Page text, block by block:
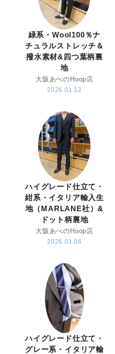
緑系・Wool100％ナ
チュラルストレッチ＆
撥水素材&四つ葉柄裏
地
大阪あべのHoop店
2026.01.12
ハイグレード仕立て・
紺系・イタリア輸入生
地（MARLANE社）&
ドット柄裏地
大阪あべのHoop店
2026.01.06
ハイグレード仕立て・
グレー系・イタリア輸